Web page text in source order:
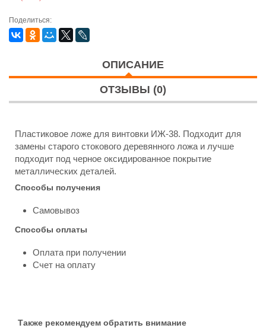
Поделиться:
ОПИСАНИЕ
ОТЗЫВЫ (0)
Пластиковое ложе для винтовки ИЖ-38. Подходит для
замены старого стокового деревянного ложа и лучше
подходит под черное оксидированное покрытие
металлических деталей.
Способы получения
Самовывоз
Способы оплаты
Оплата при получении
Счет на оплату
Также рекомендуем обратить внимание